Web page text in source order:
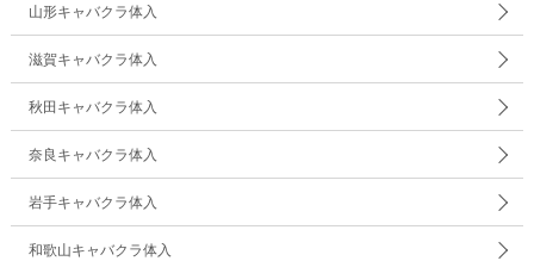
山形キャバクラ体入
滋賀キャバクラ体入
秋田キャバクラ体入
奈良キャバクラ体入
岩手キャバクラ体入
和歌山キャバクラ体入